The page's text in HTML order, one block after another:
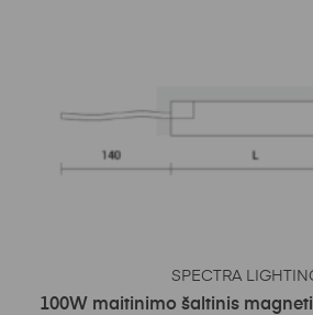
SPECTRA
100W maitinimo šaltinis